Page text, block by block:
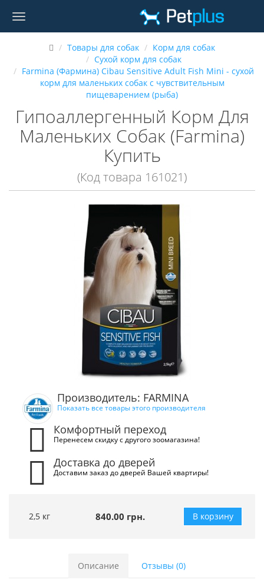
Товары для собак
Корм для собак
Сухой корм для собак
Farmina (Фармина) Cibau Sensitive Adult Fish Mini - сухой
корм для маленьких собак с чувствительным
пищеварением (рыба)
Гипоаллергенный Корм Для
Маленьких Собак (Farmina)
Купить
(Код товара 161021)
Производитель: FARMINA
Показать все товары этого производителя
Комфортный переход
Перенесем скидку с другого зоомагазина!
Доставка до дверей
Доставим заказ до дверей Вашей квартиры!
2,5 кг 840.00 грн. В корзину
Описание Отзывы (0)